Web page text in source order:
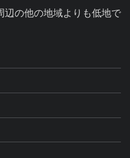
の他の地域よりも低地で